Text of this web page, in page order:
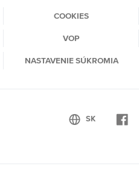
COOKIES
VOP
NASTAVENIE SÚKROMIA